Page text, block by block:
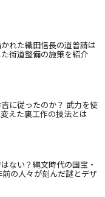
かれた織田信長の道普請は
街道整備の施策を紹介
に従ったのか？ 武力を使
えた裏工作の技法とは
ない？縄文時代の国宝・
の人々が刻んだ謎とデザ